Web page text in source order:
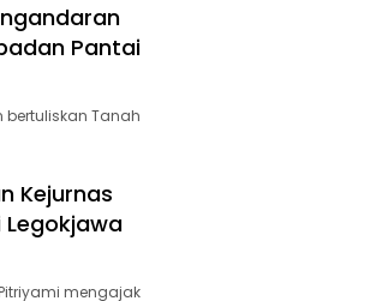
Pantai
bertuliskan Tanah
Kejurnas
Legokjawa
Pitriyami mengajak